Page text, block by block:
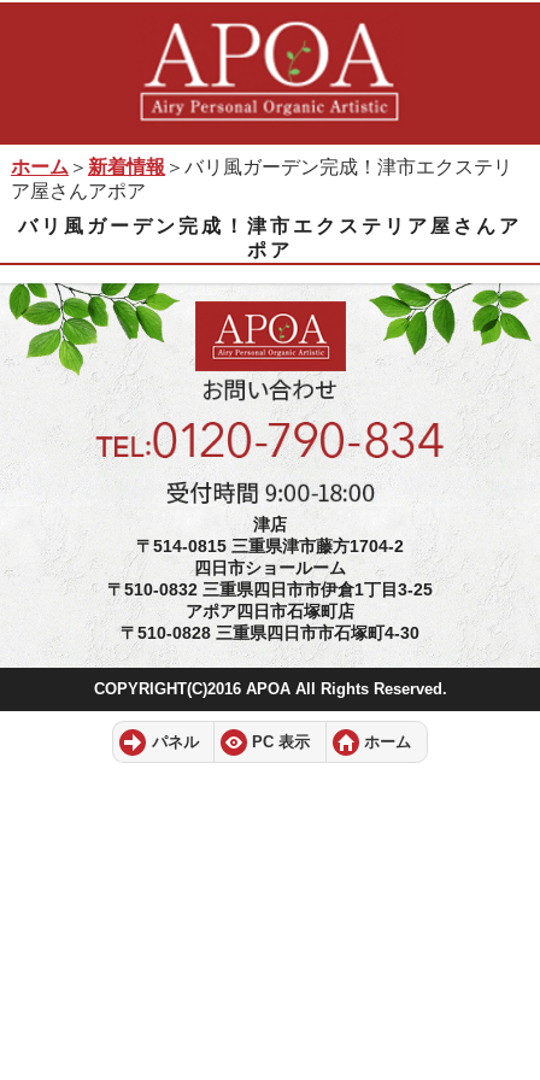
ホーム ＞ 新着情報 ＞バリ風ガーデン完成！津市エクステリ
ア屋さんアポア
バリ風ガーデン完成！津市エクステリア屋さんア
ポア
津店
〒514-0815 三重県津市藤方1704-2
四日市ショールーム
〒510-0832 三重県四日市市伊倉1丁目3-25
アポア四日市石塚町店
〒510-0828 三重県四日市市石塚町4-30
COPYRIGHT(C)2016 APOA All Rights Reserved.
パネル PC 表示 ホーム